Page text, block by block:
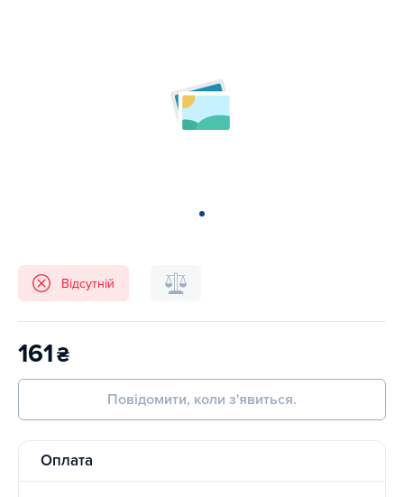
Відсутній
161₴
Повідомити, коли з'явиться.
Оплата